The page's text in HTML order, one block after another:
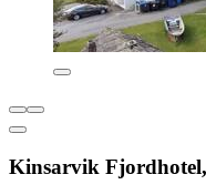
Kinsarvik